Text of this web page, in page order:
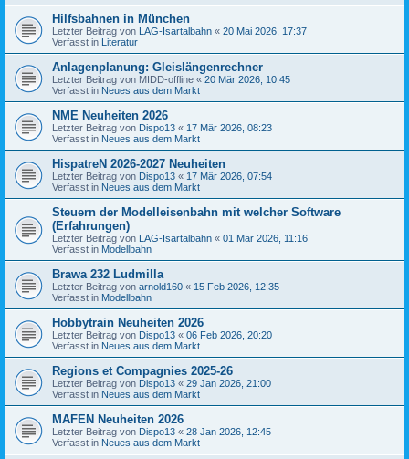
Hilfsbahnen in München
Letzter Beitrag von LAG-Isartalbahn « 20 Mai 2026, 17:37
Verfasst in Literatur
Anlagenplanung: Gleislängenrechner
Letzter Beitrag von MIDD-offline « 20 Mär 2026, 10:45
Verfasst in Neues aus dem Markt
NME Neuheiten 2026
Letzter Beitrag von Dispo13 « 17 Mär 2026, 08:23
Verfasst in Neues aus dem Markt
HispatreN 2026-2027 Neuheiten
Letzter Beitrag von Dispo13 « 17 Mär 2026, 07:54
Verfasst in Neues aus dem Markt
Steuern der Modelleisenbahn mit welcher Software
(Erfahrungen)
Letzter Beitrag von LAG-Isartalbahn « 01 Mär 2026, 11:16
Verfasst in Modellbahn
Brawa 232 Ludmilla
Letzter Beitrag von arnold160 « 15 Feb 2026, 12:35
Verfasst in Modellbahn
Hobbytrain Neuheiten 2026
Letzter Beitrag von Dispo13 « 06 Feb 2026, 20:20
Verfasst in Neues aus dem Markt
Regions et Compagnies 2025-26
Letzter Beitrag von Dispo13 « 29 Jan 2026, 21:00
Verfasst in Neues aus dem Markt
MAFEN Neuheiten 2026
Letzter Beitrag von Dispo13 « 28 Jan 2026, 12:45
Verfasst in Neues aus dem Markt